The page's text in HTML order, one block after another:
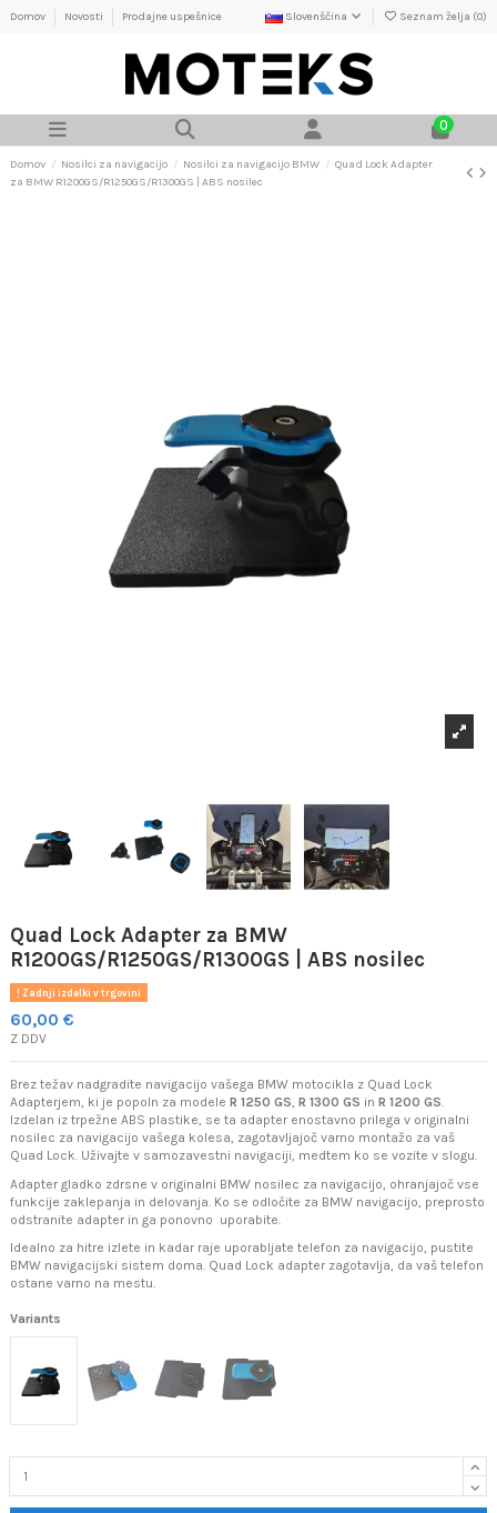
Domov Novosti Prodajne uspešnice Slovenščina Seznam želja (0)
0
Domov Nosilci za navigacijo Nosilci za navigacijo BMW
Quad Lock Adapter
za BMW R1200GS/R1250GS/R1300GS | ABS nosilec
Quad Lock Adapter za BMW
R1200GS/R1250GS/R1300GS | ABS nosilec
Zadnji izdelki v trgovini
60,00 €
Z DDV
Brez težav nadgradite navigacijo vašega BMW motocikla z Quad Lock
Adapterjem, ki je popoln za modele R 1250 GS, R 1300 GS in R 1200 GS.
Izdelan iz trpežne ABS plastike, se ta adapter enostavno prilega v originalni
nosilec za navigacijo vašega kolesa, zagotavljajoč varno montažo za vaš
Quad Lock. Uživajte v samozavestni navigaciji, medtem ko se vozite v slogu.
Adapter gladko zdrsne v originalni BMW nosilec za navigacijo, ohranjajoč vse
funkcije zaklepanja in delovanja. Ko se odločite za BMW navigacijo, preprosto
odstranite adapter in ga ponovno uporabite.
Idealno za hitre izlete in kadar raje uporabljate telefon za navigacijo, pustite
BMW navigacijski sistem doma. Quad Lock adapter zagotavlja, da vaš telefon
ostane varno na mestu.
Variants